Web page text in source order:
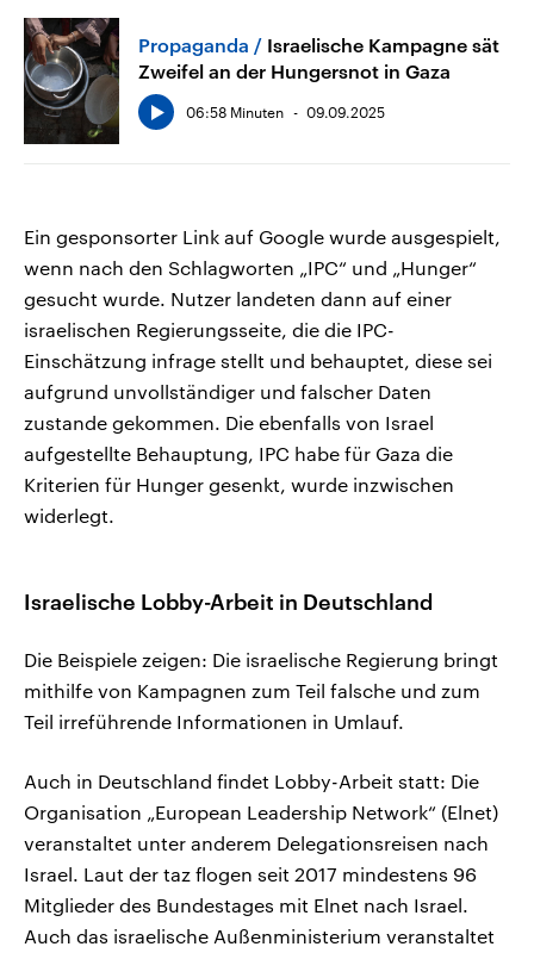
Propaganda
Israelische Kampagne sät
Zweifel an der Hungersnot in Gaza
06:58 Minuten 09.09.2025
Ein gesponsorter Link auf Google wurde ausgespielt,
wenn nach den Schlagworten „IPC“ und „Hunger“
gesucht wurde. Nutzer landeten dann auf einer
israelischen Regierungsseite, die die IPC-
Einschätzung infrage stellt und behauptet, diese sei
aufgrund unvollständiger und falscher Daten
zustande gekommen. Die ebenfalls von Israel
aufgestellte Behauptung, IPC habe für Gaza die
Kriterien für Hunger gesenkt, wurde inzwischen
widerlegt.
Israelische Lobby-Arbeit in Deutschland
Die Beispiele zeigen: Die israelische Regierung bringt
mithilfe von Kampagnen zum Teil falsche und zum
Teil irreführende Informationen in Umlauf.
Auch in Deutschland findet Lobby-Arbeit statt: Die
Organisation „European Leadership Network“ (Elnet)
veranstaltet unter anderem Delegationsreisen nach
Israel. Laut der taz flogen seit 2017 mindestens 96
Mitglieder des Bundestages mit Elnet nach Israel.
Auch das israelische Außenministerium veranstaltet